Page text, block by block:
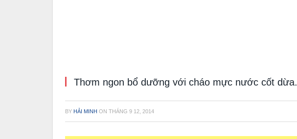
Thơm ngon bổ dưỡng với cháo mực nước cốt dừa.
BY HẢI MINH ON THÁNG 9 12, 2014